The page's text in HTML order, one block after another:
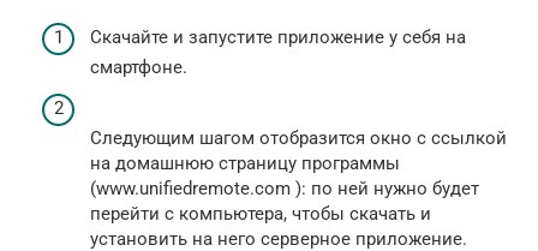
Скачайте и запустите приложение у себя на
смартфоне.
Следующим шагом отобразится окно с ссылкой
на домашнюю страницу программы
(www.unifiedremote.com ): по ней нужно будет
перейти с компьютера, чтобы скачать и
установить на него серверное приложение.